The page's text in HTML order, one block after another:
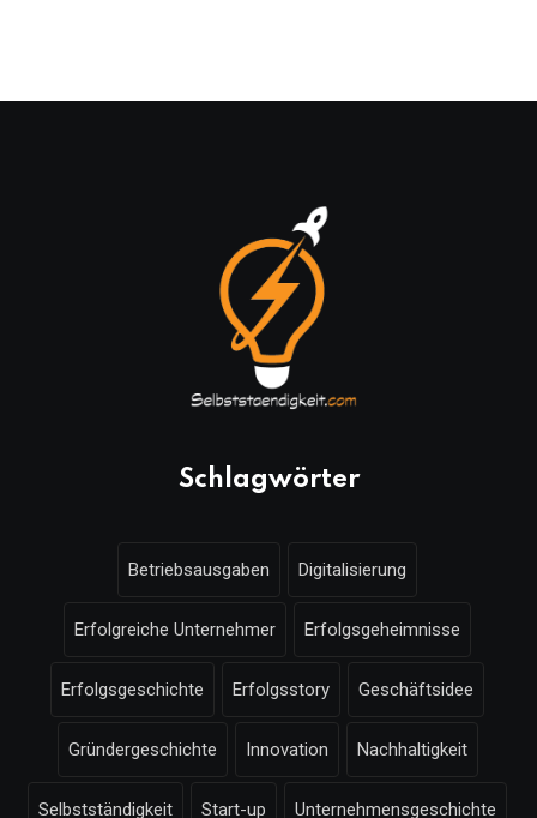
Schlagwörter
Betriebsausgaben Digitalisierung
Erfolgreiche Unternehmer Erfolgsgeheimnisse
Erfolgsgeschichte Erfolgsstory Geschäftsidee
Gründergeschichte Innovation Nachhaltigkeit
Selbstständigkeit Start-up Unternehmensgeschichte